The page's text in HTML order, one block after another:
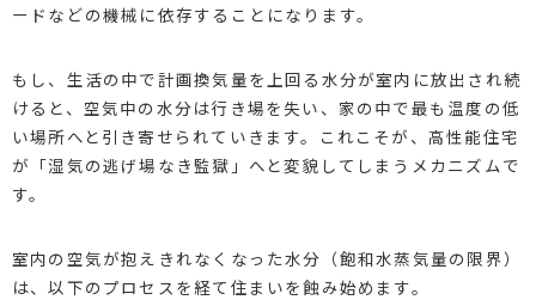
ードなどの機械に依存することになります。
もし、生活の中で計画換気量を上回る水分が室内に放出され続
けると、空気中の水分は行き場を失い、家の中で最も温度の低
い場所へと引き寄せられていきます。これこそが、高性能住宅
が「湿気の逃げ場なき監獄」へと変貌してしまうメカニズムで
す。
室内の空気が抱えきれなくなった水分（飽和水蒸気量の限界）
は、以下のプロセスを経て住まいを蝕み始めます。